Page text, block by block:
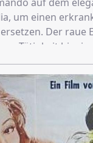
um einen
Der raue
Tätigkeit